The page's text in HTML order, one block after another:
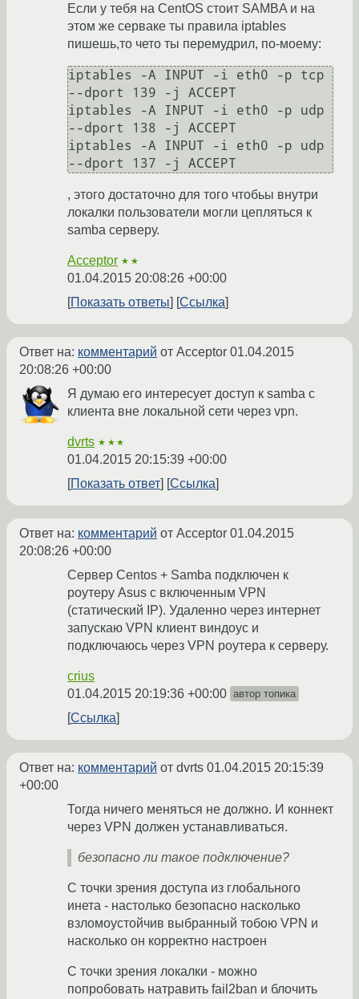
Если у тебя на CentOS стоит SAMBA и на
этом же серваке ты правила iptables
пишешь,то чето ты перемудрил, по-моему:
iptables -A INPUT -i eth0 -p tcp
--dport 139 -j ACCEPT
iptables -A INPUT -i eth0 -p udp
--dport 138 -j ACCEPT
iptables -A INPUT -i eth0 -p udp
, этого достаточно для того чтобьы внутри
локалки пользователи могли цепляться к
samba серверу.
Acceptor ★★
01.04.2015 20:08:26 +00:00
Показать ответы
Ссылка
Ответ на: комментарий от Acceptor 01.04.2015
20:08:26 +00:00
Я думаю его интересует доступ к samba с
клиента вне локальной сети через vpn.
dvrts ★★★
01.04.2015 20:15:39 +00:00
Показать ответ
Ссылка
Ответ на: комментарий от Acceptor 01.04.2015
20:08:26 +00:00
Сервер Centos + Samba подключен к
роутеру Asus с включенным VPN
(статический IP). Удаленно через интернет
запускаю VPN клиент виндоус и
подключаюсь через VPN роутера к серверу.
crius
01.04.2015 20:19:36 +00:00 автор топика
Ссылка
Ответ на: комментарий от dvrts 01.04.2015 20:15:39
+00:00
Тогда ничего меняться не должно. И коннект
через VPN должен устанавливаться.
безопасно ли такое подключение?
С точки зрения доступа из глобального
инета - настолько безопасно насколько
взломоустойчив выбранный тобою VPN и
насколько он корректно настроен
С точки зрения локалки - можно
попробовать натравить fail2ban и блочить